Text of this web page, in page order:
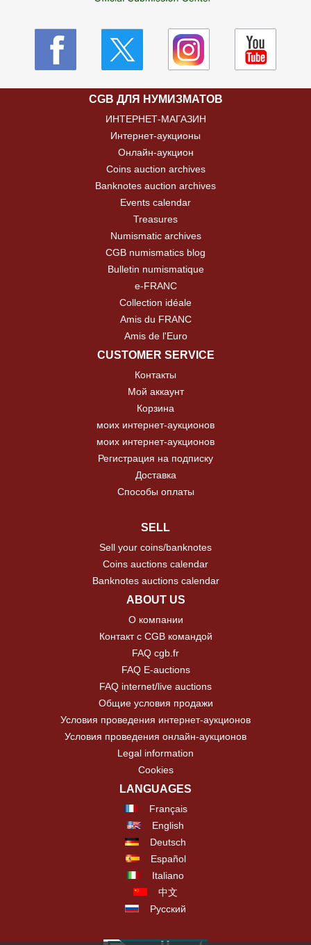
CGB ДЛЯ НУМИЗМАТОВ
ИНТЕРНЕТ-МАГАЗИН
Интернет-аукционы
Онлайн-аукцион
Coins auction archives
Banknotes auction archives
Events calendar
Treasures
Numismatic archives
CGB numismatics blog
Bulletin numismatique
e-FRANC
Collection idéale
Amis du FRANC
Amis de l'Euro
CUSTOMER SERVICE
Контакты
Мой аккаунт
Корзина
моих интернет-аукционов
моих интернет-аукционов
Регистрация на подписку
Доставка
Способы оплаты
SELL
Sell your coins/banknotes
Coins auctions calendar
Banknotes auctions calendar
ABOUT US
О компании
Контакт с CGB командой
FAQ cgb.fr
FAQ E-auctions
FAQ internet/live auctions
Общие условия продажи
Условия проведения интернет-аукционов
Условия проведения онлайн-аукционов
Legal information
Cookies
LANGUAGES
Français
English
Deutsch
Español
Italiano
中文
Русский